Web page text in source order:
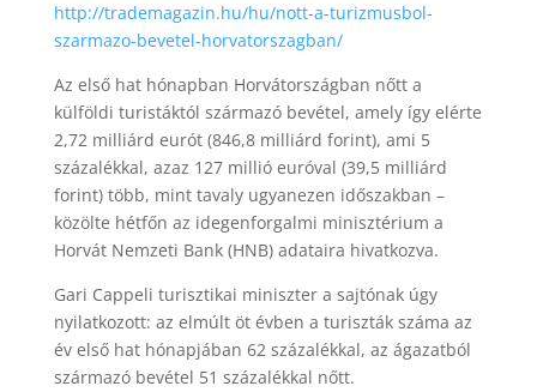
http://trademagazin.hu/hu/nott-a-turizmusbol-
szarmazo-bevetel-horvatorszagban/
Az első hat hónapban Horvátországban nőtt a
külföldi turistáktól származó bevétel, amely így elérte
2,72 milliárd eurót (846,8 milliárd forint), ami 5
százalékkal, azaz 127 millió euróval (39,5 milliárd
forint) több, mint tavaly ugyanezen időszakban –
közölte hétfőn az idegenforgalmi minisztérium a
Horvát Nemzeti Bank (HNB) adataira hivatkozva.
Gari Cappeli turisztikai miniszter a sajtónak úgy
nyilatkozott: az elmúlt öt évben a turiszták száma az
év első hat hónapjában 62 százalékkal, az ágazatból
származó bevétel 51 százalékkal nőtt.